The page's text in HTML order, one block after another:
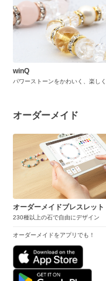
winQ
パワーストーンをかわいく、楽しく
オーダーメイド
オーダーメイドブレスレット
230種以上の石で自由にデザイン
オーダーメイドをアプリでも！